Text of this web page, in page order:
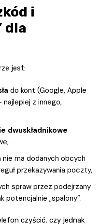
i
dla
jest:
do kont (Google, Apple
najlepiej z innego,
dwuskładnikowe
ma dodanych obcych
przekazywania poczty,
spraw przez podejrzany
„spalony”.
czyścić, czy jednak